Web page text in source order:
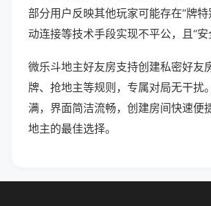
部分用户反映其他玩家可能存在“牌
动连接等技术手段实现不平公，且“安
微乐斗地主好友房支持创建私密好友
牌、抢地主等规则，专属对局无干扰
满，界面简洁流畅，创建房间快速便
地主的最佳选择。